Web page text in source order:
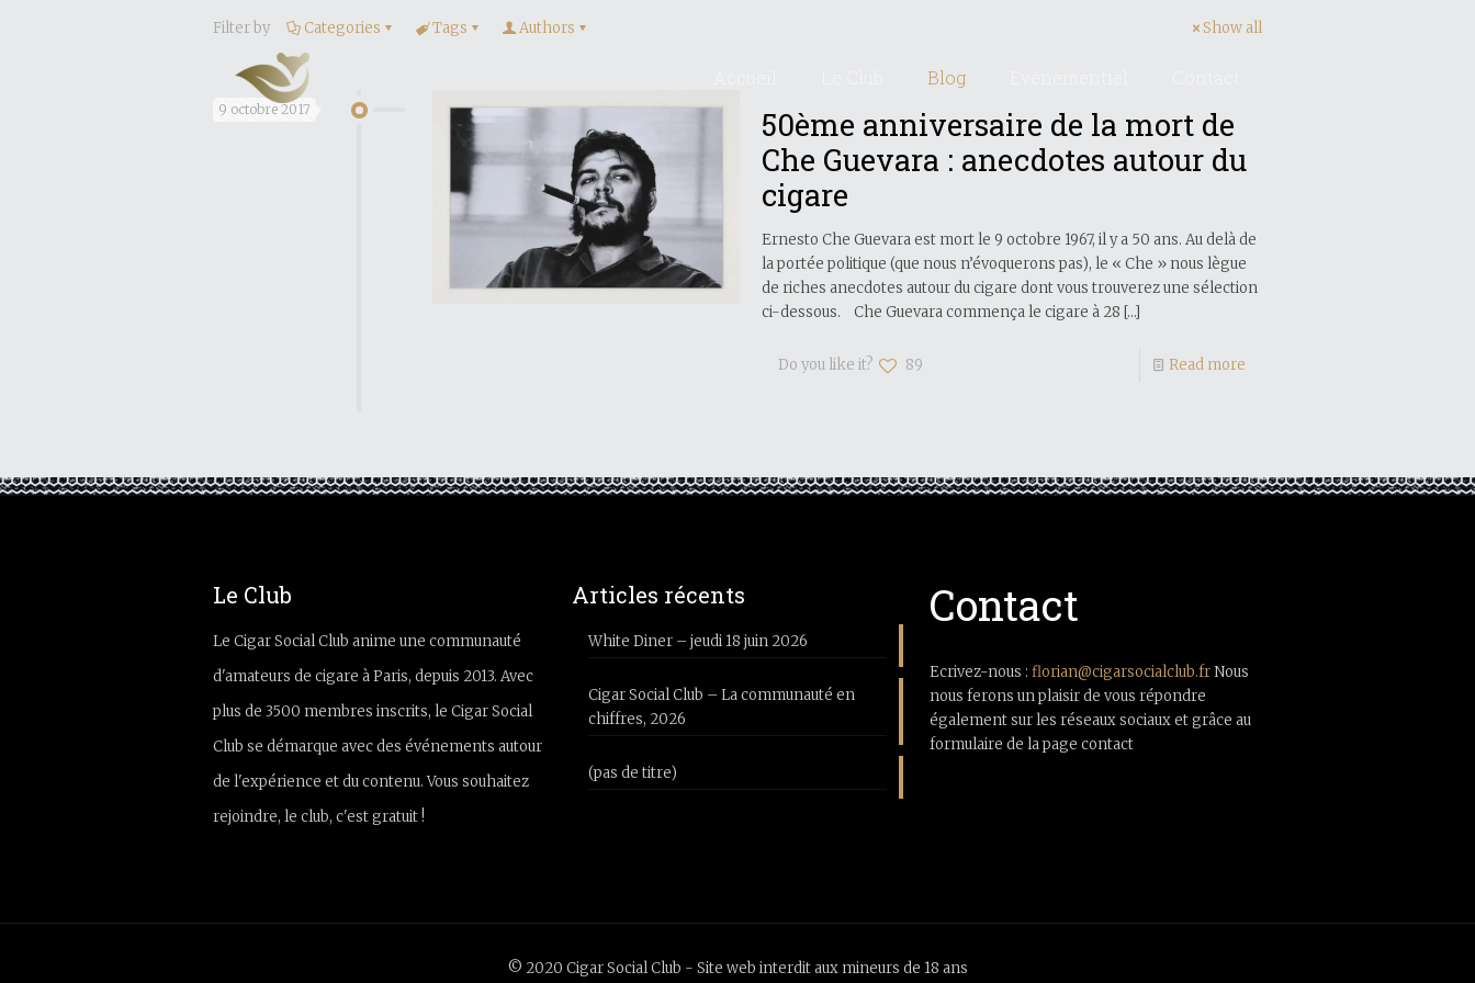
Blog
Filter by Categories Tags Authors Show all
9 octobre 2017
50ème anniversaire de la mort de
Che Guevara : anecdotes autour du
cigare
Ernesto Che Guevara est mort le 9 octobre 1967, il y a 50 ans. Au delà de
la portée politique (que nous n’évoquerons pas), le « Che » nous lègue
de riches anecdotes autour du cigare dont vous trouverez une sélection
ci-dessous. Che Guevara commença le cigare à 28 […]
Do you like it? 89 Read more
Le Club
Le Cigar Social Club anime une communauté
d'amateurs de cigare à Paris, depuis 2013. Avec
plus de 3500 membres inscrits, le Cigar Social
Club se démarque avec des événements autour
de l'expérience et du contenu. Vous souhaitez
rejoindre, le club, c'est gratuit !
Articles récents
White Diner – jeudi 18 juin 2026
Cigar Social Club – La communauté en
chiffres, 2026
(pas de titre)
Contact
Ecrivez-nous :florian@cigarsocialclub.frNous
nous ferons un plaisir de vous répondre
également sur les réseaux sociaux et grâce au
formulaire de la page contact
© 2020 Cigar Social Club - Site web interdit aux mineurs de 18 ans